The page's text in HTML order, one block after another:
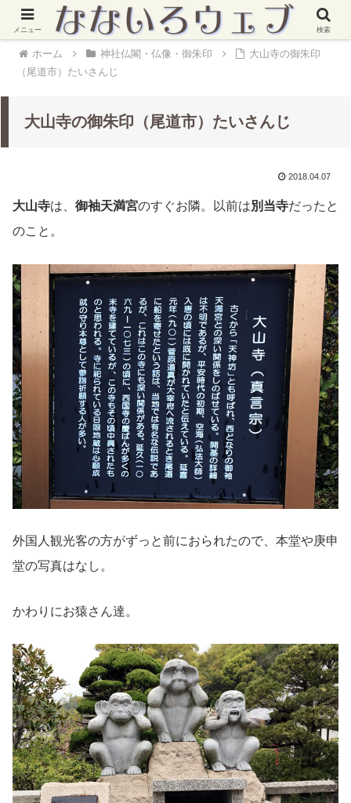
ホーム 神社仏閣・仏像・御朱印
大山寺の御朱印
（尾道市）たいさんじ
大山寺の御朱印（尾道市）たいさんじ
2018.04.07
大山寺は、 御袖天満宮のすぐお隣。以前は別当寺だったと
のこと。
外国人観光客の方がずっと前におられたので、本堂や庚申
堂の写真はなし。
かわりにお猿さん達。
メニュー 検索